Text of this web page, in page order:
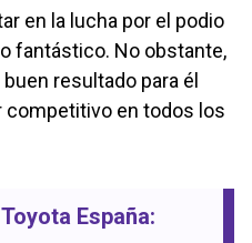
en la lucha por el podio
fantástico. No obstante,
resultado para él
competitivo en todos los
España: